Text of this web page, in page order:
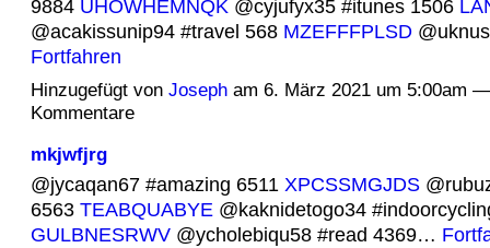
9884 UHOWHEMNQK@cyjufyx35 #itunes 1506
@acakissunip94 #travel 568 MZEFFFPLSD
Fortfahren
Hinzugefügt von Josepham 6. März 2021 um 5:00am
Kommentare
mkjwfjrg
@jycaqan67 #amazing 6511 XPCSSMGJDS
6563 TEABQUABYE @kaknidetogo34
GULBNESRWV@ycholebiqu58 #read 4369…